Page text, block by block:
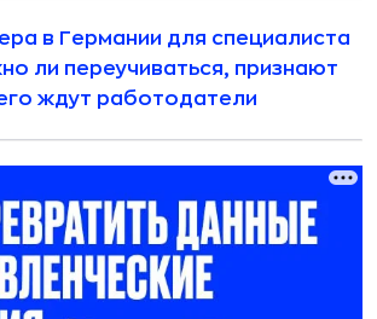
в Германии для специалиста
ли переучиваться, признают
ждут работодатели